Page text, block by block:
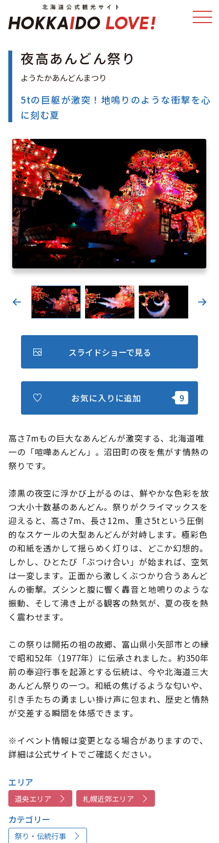
温泉 イベント
モデルコース
グルメ 旅の予約
アクセス
キュンちゃんオンラインショップ
北海道はやわかり
旅のテーマで探す
7つの国立公園
さっぽろ圏e旅ギフト
このサイトについて 観光資料
動画ライブラリー フォトライブラリー
お問い合わせ
Languages
夜高あんどん祭り
5tの巨躯が激突！地鳴りのような衝撃を心
に刻む夏
高さ7mもの巨大なあんどんが激突する、北海道唯
一の「喧嘩あんどん」。沼田町の夜を焦がす情熱の
祭りです。
漆黒の夜空に浮かび上がるのは、鮮やかな色彩を放
つ大小十数基のあんどん。祭りがクライマックスを
迎えると、高さ7m、長さ12m、重さ5tという圧倒
的なスケールの大型あんどんが対峙します。極彩色
の和紙を透かして揺らめく灯りは、どこか幻想的。
しかし、ひとたび「ぶつけ合い」が始まれば、空気
は一変します。正面から激しくぶつかり合うあんど
んの衝撃。ズシンと腹に響く轟音と地鳴りのような
振動、そして沸き上がる観客の熱気が、夏の夜を熱
く震わせます。
この祭りは開拓の祖の故郷、富山県小矢部市との縁
で昭和52年（1977年）に伝承されました。約350年
前の奉迎行事を起源とする伝統は、今や北海道三大
あんどん祭りの一つ。和紙の焦げるような匂いや、
引き手たちの勇ましい掛け声に包まれ、歴史と情熱
が交差する瞬間を体感できます。
※イベント情報は変更となる場合がありますので、
詳細は公式サイトでご確認ください。
スライドショーで見る
お気に入りに追加
エリア
道央エリア 札幌近郊エリア
カテゴリー
祭り・伝統行事